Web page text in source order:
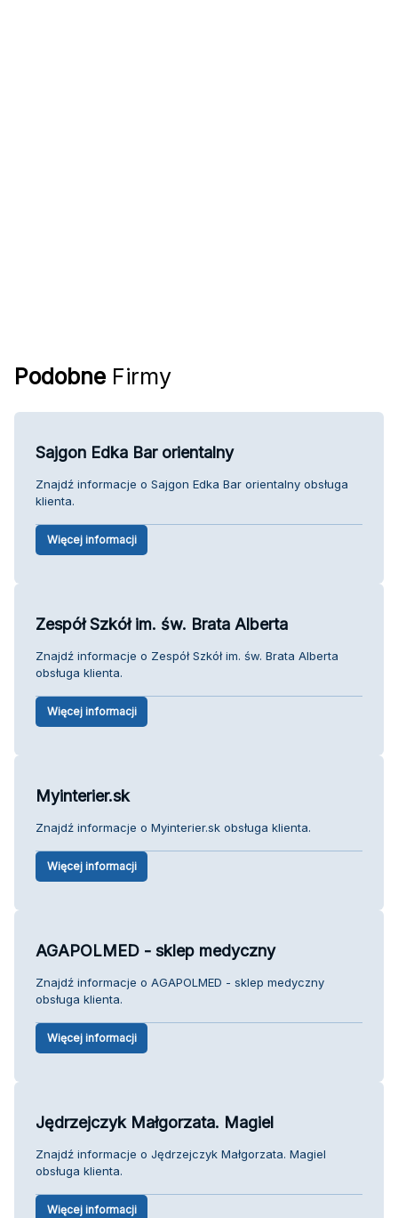
Podobne Firmy
Sajgon Edka Bar orientalny
Znajdź informacje o Sajgon Edka Bar orientalny obsługa
klienta.
Więcej informacji
Zespół Szkół im. św. Brata Alberta
Znajdź informacje o Zespół Szkół im. św. Brata Alberta
obsługa klienta.
Więcej informacji
Myinterier.sk
Znajdź informacje o Myinterier.sk obsługa klienta.
Więcej informacji
AGAPOLMED - sklep medyczny
Znajdź informacje o AGAPOLMED - sklep medyczny
obsługa klienta.
Więcej informacji
Jędrzejczyk Małgorzata. Magiel
Znajdź informacje o Jędrzejczyk Małgorzata. Magiel
obsługa klienta.
Więcej informacji